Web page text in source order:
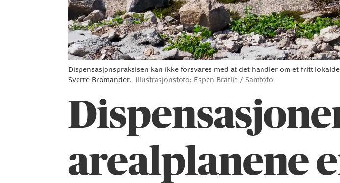
Dispensasjonspraksisen kan ikke forsvares med at det handler om et fritt
Sverre Bromander.
Illustrasjonsfoto: Espen Bratlie / Samfoto
arealplanene